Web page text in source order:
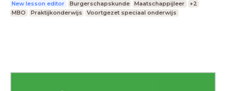
New lesson editor Burgerschapskunde Maatschappijleer
+2
MBO
Praktijkonderwijs Voortgezet speciaal onderwijs